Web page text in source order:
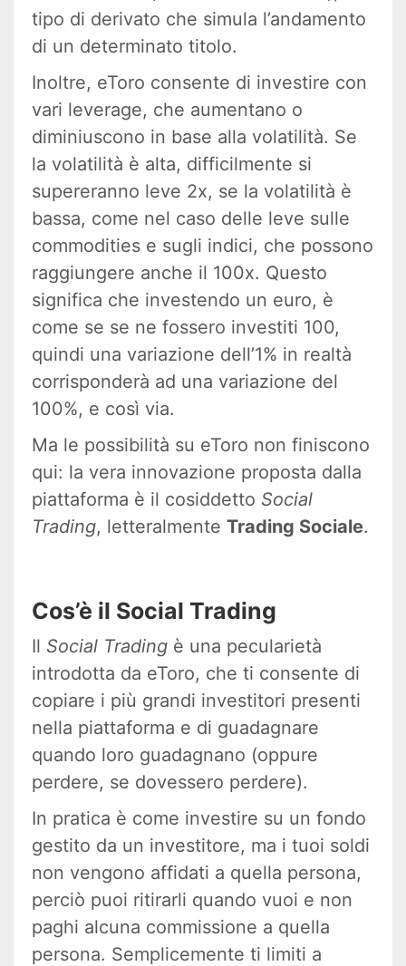
tipo di derivato che simula l’andamento
di un determinato titolo.
Inoltre, eToro consente di investire con
vari leverage, che aumentano o
diminiuscono in base alla volatilità. Se
la volatilità è alta, difficilmente si
supereranno leve 2x, se la volatilità è
bassa, come nel caso delle leve sulle
commodities e sugli indici, che possono
raggiungere anche il 100x. Questo
significa che investendo un euro, è
come se se ne fossero investiti 100,
quindi una variazione dell’1% in realtà
corrisponderà ad una variazione del
100%, e così via.
Ma le possibilità su eToro non finiscono
qui: la vera innovazione proposta dalla
piattaforma è il cosiddetto Social
Trading, letteralmente Trading Sociale.
Cos’è il Social Trading
Il Social Trading è una pecularietà
introdotta da eToro, che ti consente di
copiare i più grandi investitori presenti
nella piattaforma e di guadagnare
quando loro guadagnano (oppure
perdere, se dovessero perdere).
In pratica è come investire su un fondo
gestito da un investitore, ma i tuoi soldi
non vengono affidati a quella persona,
perciò puoi ritirarli quando vuoi e non
paghi alcuna commissione a quella
persona. Semplicemente ti limiti a